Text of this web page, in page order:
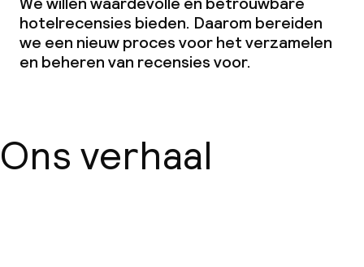
hotelrecensies bieden. Daarom bereiden
we een nieuw proces voor het verzamelen
en beheren van recensies voor.
Ons verhaal